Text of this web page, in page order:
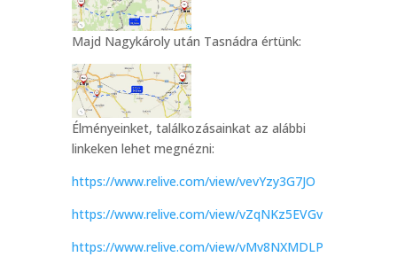
Majd Nagykároly után Tasnádra értünk:
Élményeinket, találkozásainkat az alábbi
linkeken lehet megnézni:
https://www.relive.com/view/vevYzy3G7JO
https://www.relive.com/view/vZqNKz5EVGv
https://www.relive.com/view/vMv8NXMDLP